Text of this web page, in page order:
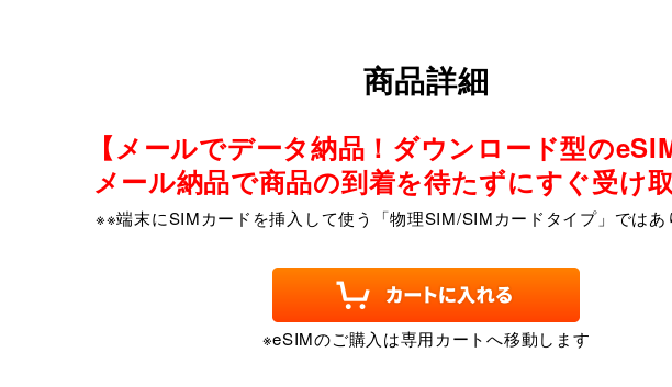
商品詳細
【メールでデータ納品！ダウンロード型の
メール納品で商品の到着を待たずにすぐ受け
※※端末にSIMカードを挿入して使う「物理SIM/SIMカードタイプ」ではあ
※eSIMのご購入は専用カートへ移動します